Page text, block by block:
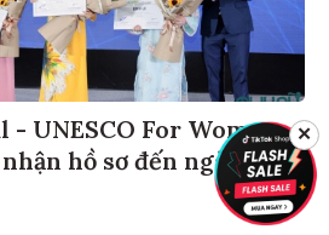
- UNESCO For Women
hồ sơ đến ngày
✕